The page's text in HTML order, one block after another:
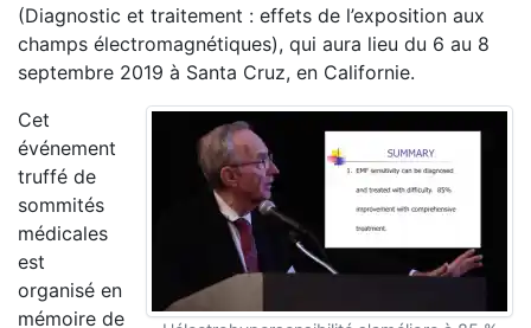
(Diagnostic et traitement : effets de l’exposition aux
champs électromagnétiques), qui aura lieu du 6 au 8
septembre 2019 à Santa Cruz, en Californie.
Cet
événement
truffé de
sommités
médicales
est
organisé en
mémoire de